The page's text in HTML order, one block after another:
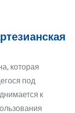
которая
под
к